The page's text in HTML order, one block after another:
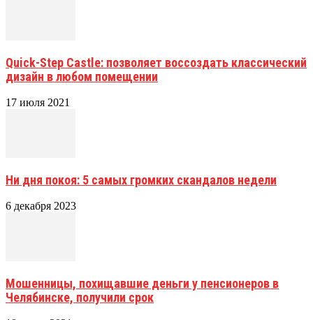
Quick-Step Castle: позволяет воссоздать классический
дизайн в любом помещении
17 июля 2021
Ни дня покоя: 5 самых громких скандалов недели
6 декабря 2023
Мошенницы, похищавшие деньги у пенсионеров в
Челябинске, получили срок